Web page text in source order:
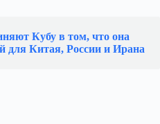
Кубу в том, что она
для Китая, России и Ирана